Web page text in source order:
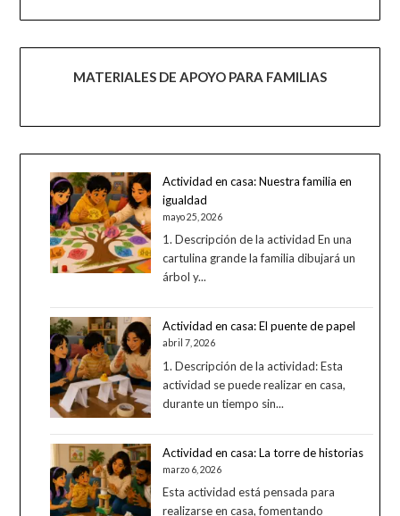
MATERIALES DE APOYO PARA FAMILIAS
Actividad en casa: Nuestra familia en
igualdad
mayo 25, 2026
1. Descripción de la actividad En una
cartulina grande la familia dibujará un
árbol y...
Actividad en casa: El puente de papel
abril 7, 2026
1. Descripción de la actividad: Esta
actividad se puede realizar en casa,
durante un tiempo sin...
Actividad en casa: La torre de historias
marzo 6, 2026
Esta actividad está pensada para
realizarse en casa, fomentando